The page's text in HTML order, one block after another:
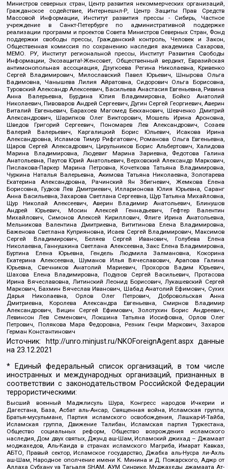
Министров северных стран, Центр развития некоммерческих организаций,
Гражданское содействие, Интернешнл-Р, Центр Защиты Прав Средств
Массовой Информации, Институт развития прессы - Сибирь, Частное
учреждение в Санкт-Петербурге по административной поддержке
реализации программ и проектов Совета Министров Северных Стран, Фонд
поддержки свободы прессы, Гражданский контроль, Человек и Закон,
Общественная комиссия по сохранению наследия академика Сахарова,
МЕМО. РУ, Институт региональной прессы, Институт Развития Свободы
Информации, Экозащита!-Женсовет, Общественный вердикт, Евразийская
антимонопольная ассоциация, Дзугкоева Регина Николаевна, Кривенко
Сергей Владимирович, Милославский Павел Юрьевич, Шнырова Ольга
Вадимовна, Чанышева Лилия Айратовна, Сидорович Ольга Борисовна,
Туровский Александр Алексеевич, Васильева Анастасия Евгеньевна, Ривина
Анна Валерьевна, Бурдина Юлия Владимировна, Бойко Анатолий
Николаевич, Пивоваров Андрей Сергеевич, Дугин Сергей Георгиевич, Аверин
Виталий Евгеньевич, Барахоев Магомед Бекханович, Шевченко Дмитрий
Александрович, Шарипков Олег Викторович, Мошель Ирина Ароновна,
Шведов Григорий Сергеевич, Пономарев Лев Александрович, Созаев
Валерий Валерьевич, Каргалицкий Борис Юльевич, Исакова Ирина
Александровна, Исламов Тимур Рифгатович, Романова Ольга Евгеньевна,
Щаров Сергей Алексадрович, Цирульников Борис Альбертович, Халидова
Марина Владимировна, Людевиг Марина Зариевна, Федотова Галина
Анатольевна, Паутов Юрий Анатольевич, Верховский Александр Маркович,
Пислакова-Паркер Марина Петровна, Кочеткова Татьяна Владимировна,
Чуркина Наталья Валерьевна, Акимова Татьяна Николаевна, Золотарева
Екатерина Александровна, Рачинский Ян Збигневич, Жемкова Елена
Борисовна, Гудков Лев Дмитриевич, Илларионова Юлия Юрьевна, Саранг
Анна Васильевна, Захарова Светлана Сергеевна, Щур Татьяна Михайловна,
Щур Николай Алексеевич, Аверин Владимир Анатольевич, Блинушов
Андрей Юрьевич, Мосин Алексей Геннадьевич, Гефтер Валентин
Михайлович, Симонов Алексей Кириллович, Флиге Ирина Анатольевна,
Мельникова Валентина Дмитриевна, Вититинова Елена Владимировна,
Баженова Светлана Куприяновна, Исаев Сергей Владимирович, Максимов
Сергей Владимирович, Беляев Сергей Иванович, Голубева Елена
Николаевна, Ганнушкина Светлана Алексеевна, Закс Елена Владимировна,
Буртина Елена Юрьевна, Гендель Людмила Залмановна, Кокорина
Екатерина Алексеевна, Шуманов Илья Вячеславович, Арапова Галина
Юрьевна, Свечников Анатолий Мариевич, Прохоров Вадим Юрьевич,
Шахова Елена Владимировна, Подузов Сергей Васильевич, Протасова
Ирина Вячеславовна, Литинский Леонид Борисович, Лукашевский Сергей
Маркович, Бахмин Вячеслав Иванович, Шабад Анатолий Ефимович, Сухих
Дарья Николаевна, Орлов Олег Петрович, Добровольская Анна
Дмитриевна, Королева Александра Евгеньевна, Смирнов Владимир
Александрович, Вицин Сергей Ефимович, Золотухин Борис Андреевич,
Левинсон Лев Семенович, Локшина Татьяна Иосифовна, Орлов Олег
Петрович, Полякова Мара Федоровна, Резник Генри Маркович, Захаров
Герман Константинович
Источник: http://unro.minjust.ru/NKOForeignAgent.aspxданные
на23.12.2021
* Единый федеральный список организаций, в том числе
иностранных и международных организаций, признанных в
соответствии с законодательством Российской Федерации
террористическими:
Высший военный Маджлисуль Шура, Конгресс народов Ичкерии и
Дагестана, База, Асбат аль-Ансар, Священная война, Исламская группа,
Братья-мусульмане, Партия исламского освобождения, Лашкар-И-Тайба,
Исламская группа, Движение Талибан, Исламская партия Туркестана,
Общество социальных реформ, Общество возрождения исламского
наследия, Дом двух святых, Джунд аш-Шам, Исламский джихад – Джамаат
моджахедов, Аль-Каида в странах исламского Магриба, Имарат Кавказ,
АБТО, Правый сектор, Исламское государство, Джабха аль-Нусра ли-Ахль
аш-Шам, Народное ополчение имени К. Минина и Д. Пожарского, Аджр от
Аллаха Субхану уа Тагьаля SHAM, АУМ Синрике, Муджахеды джамаата Ат-